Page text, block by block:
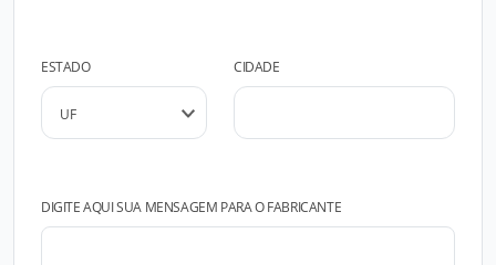
ESTADO CIDADE
DIGITE AQUI SUA MENSAGEM PARA O FABRICANTE